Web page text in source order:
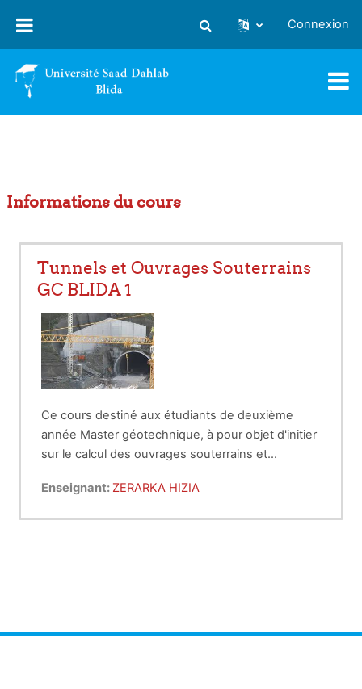
Activer/désactiver la saisie
Connexion
Informations du cours
Tunnels et Ouvrages Souterrains
GC BLIDA 1
Ce cours destiné aux étudiants de deuxième
année Master géotechnique, à pour objet d'initier
sur le calcul des ouvrages souterrains et
Enseignant: ZERARKA HIZIA